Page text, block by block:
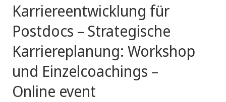
content
Karriereentwicklung für
Postdocs – Strategische
Karriereplanung: Workshop
und Einzelcoachings –
Online event